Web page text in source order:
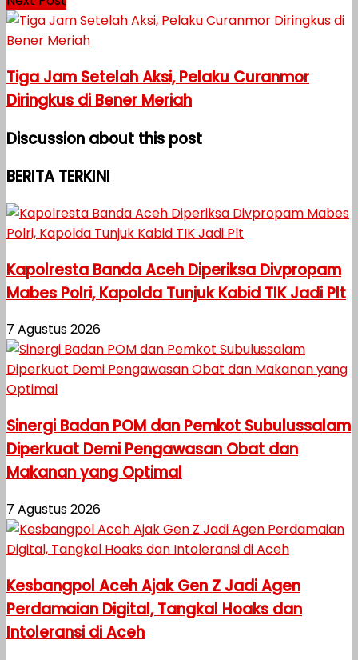
Tiga Jam Setelah Aksi, Pelaku Curanmor
Diringkus di Bener Meriah
Discussion about this post
BERITA TERKINI
Kapolresta Banda Aceh Diperiksa Divpropam
Mabes Polri, Kapolda Tunjuk Kabid TIK Jadi Plt
7 Agustus 2026
Sinergi Badan POM dan Pemkot Subulussalam
Diperkuat Demi Pengawasan Obat dan
Makanan yang Optimal
7 Agustus 2026
Kesbangpol Aceh Ajak Gen Z Jadi Agen
Perdamaian Digital, Tangkal Hoaks dan
Intoleransi di Aceh